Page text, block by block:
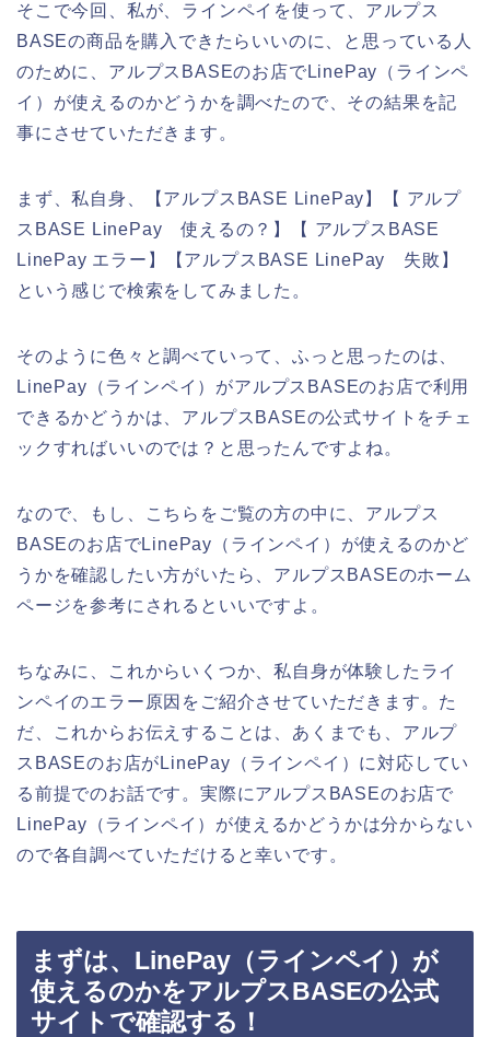
そこで今回、私が、ラインペイを使って、アルプス
BASEの商品を購入できたらいいのに、と思っている人
のために、アルプスBASEのお店でLinePay（ラインペ
イ）が使えるのかどうかを調べたので、その結果を記
事にさせていただきます。
まず、私自身、【アルプスBASE LinePay】【 アルプ
スBASE LinePay 使えるの？】【 アルプスBASE
LinePay エラー】【アルプスBASE LinePay 失敗】
という感じで検索をしてみました。
そのように色々と調べていって、ふっと思ったのは、
LinePay（ラインペイ）がアルプスBASEのお店で利用
できるかどうかは、アルプスBASEの公式サイトをチェ
ックすればいいのでは？と思ったんですよね。
なので、もし、こちらをご覧の方の中に、アルプス
BASEのお店でLinePay（ラインペイ）が使えるのかど
うかを確認したい方がいたら、アルプスBASEのホーム
ページを参考にされるといいですよ。
ちなみに、これからいくつか、私自身が体験したライ
ンペイのエラー原因をご紹介させていただきます。た
だ、これからお伝えすることは、あくまでも、アルプ
スBASEのお店がLinePay（ラインペイ）に対応してい
る前提でのお話です。実際にアルプスBASEのお店で
LinePay（ラインペイ）が使えるかどうかは分からない
ので各自調べていただけると幸いです。
まずは、LinePay（ラインペイ）が
使えるのかをアルプスBASEの公式
サイトで確認する！